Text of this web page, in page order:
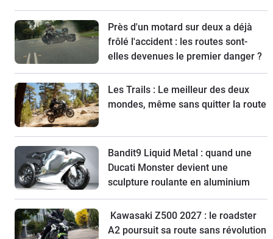
Près d'un motard sur deux a déjà
frôlé l'accident : les routes sont-
elles devenues le premier danger ?
Les Trails : Le meilleur des deux
mondes, même sans quitter la route
Bandit9 Liquid Metal : quand une
Ducati Monster devient une
sculpture roulante en aluminium
Kawasaki Z500 2027 : le roadster
A2 poursuit sa route sans révolution